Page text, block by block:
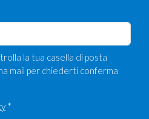
la tua casella di posta
mail per chiederti conferma
*